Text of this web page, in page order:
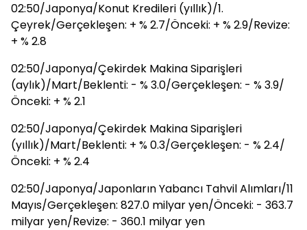
02:50/Japonya/Konut Kredileri (yıllık)/1.
Çeyrek/Gerçekleşen: + % 2.7/Önceki: + % 2.9/Revize:
+ % 2.8
02:50/Japonya/Çekirdek Makina Siparişleri
(aylık)/Mart/Beklenti: - % 3.0/Gerçekleşen: - % 3.9/
Önceki: + % 2.1
02:50/Japonya/Çekirdek Makina Siparişleri
(yıllık)/Mart/Beklenti: + % 0.3/Gerçekleşen: - % 2.4/
Önceki: + % 2.4
02:50/Japonya/Japonların Yabancı Tahvil Alımları/11
Mayıs/Gerçekleşen: 827.0 milyar yen/Önceki: - 363.7
milyar yen/Revize: - 360.1 milyar yen